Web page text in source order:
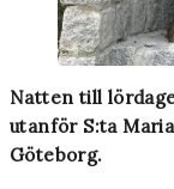
Natten till
utanför S:ta
Göteborg.